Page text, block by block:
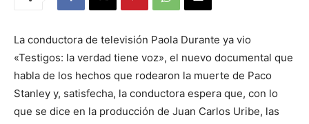
La conductora de televisión Paola Durante ya vio
«Testigos: la verdad tiene voz», el nuevo documental que
habla de los hechos que rodearon la muerte de Paco
Stanley y, satisfecha, la conductora espera que, con lo
que se dice en la producción de Juan Carlos Uribe, las